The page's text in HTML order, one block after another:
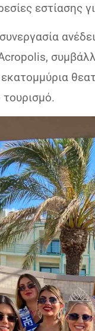
εστίασης
τουρισμό.